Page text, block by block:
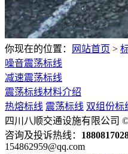
你现在的位置： 网站首页 >
噪音震荡标线
减速震荡标线
震荡标线材料介绍
热熔标线 震荡标线 双组份标
四川八顺交通设施有限公司
咨询及投诉热线：
154862959@qq.com